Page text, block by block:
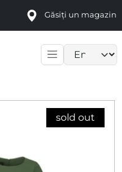
Găsiți un magazin
sold out